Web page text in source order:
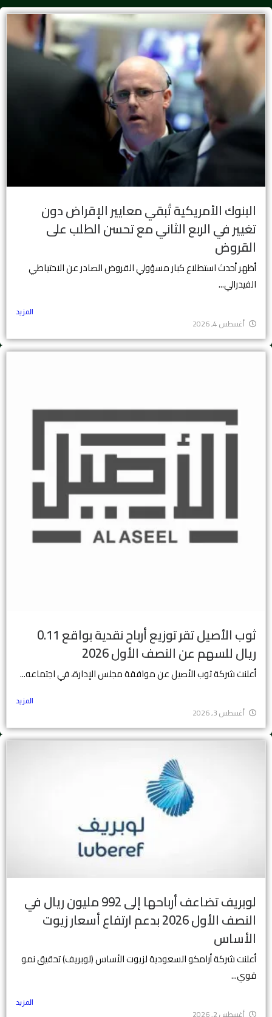
البنوك الأمريكية تُبقي معايير الإقراض دون
تغيير في الربع الثاني مع تحسن الطلب على
القروض
أظهر أحدث استطلاع كبار مسؤولي القروض الصادر عن الاحتياطي
الفيدرالي...
المزيد
أغسطس 4, 2026
ثوب الأصيل تقر توزيع أرباح نقدية بواقع 0.11
ريال للسهم عن النصف الأول 2026
أعلنت شركة ثوب الأصيل عن موافقة مجلس الإدارة، في اجتماعه...
المزيد
أغسطس 3, 2026
لوبريف تضاعف أرباحها إلى 992 مليون ريال في
النصف الأول 2026 بدعم ارتفاع أسعار زيوت
الأساس
أعلنت شركة أرامكو السعودية لزيوت الأساس (لوبريف) تحقيق نمو
قوي...
المزيد